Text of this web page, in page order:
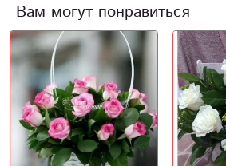
Вам могут понравиться
Новинка
Акция